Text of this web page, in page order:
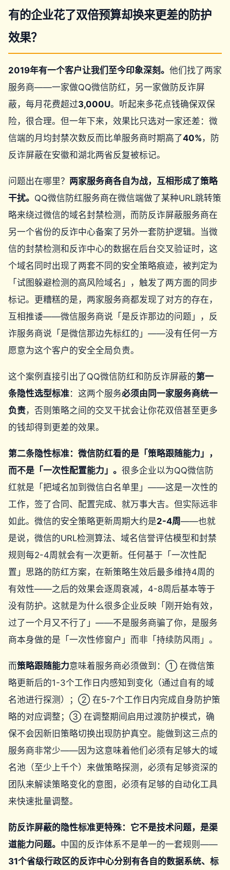
有的企业花了双倍预算却换来更差的防护
效果？
2019年有一个客户让我们至今印象深刻。 他们找了两家
服务商——一家做QQ微信防红，另一家做防反诈屏
蔽，每月花费超过3,000U。听起来多花点钱确保双保
险，很合理。但一年下来，效果比只选对一家还差：微
信端的月均封禁次数反而比单服务商时期高了40% ，防
反诈屏蔽在安徽和湖北两省反复被标记。
问题出在哪里？ 两家服务商各自为战，互相形成了策略
干扰。 QQ微信防红服务商在微信端做了某种URL跳转策
略来绕过微信的域名封禁检测，而防反诈屏蔽服务商在
另一个省份的反诈中心备案了另外一套防护逻辑。当微
信的封禁检测和反诈中心的数据在后台交叉验证时，这
个域名同时出现了两套不同的安全策略痕迹，被判定为
「试图躲避检测的高风险域名」，触发了两方面的同步
标记。更糟糕的是，两家服务商都发现了对方的存在，
互相推诿——微信服务商说「是反诈那边的问题」，反
诈服务商说「是微信那边先标红的」——没有任何一方
愿意为这个客户的安全全局负责。
这个案例直接引出了QQ微信防红和防反诈屏蔽的第一
条隐性选型标准：这两个服务必须由同一家服务商统一
负责，否则策略之间的交叉干扰会让你花双倍甚至更多
的钱却得到更差的效果。
第二条隐性标准：微信防红看的是「策略跟随能力」，
而不是「一次性配置能力」。 很多企业以为QQ微信防
红就是「把域名加到微信白名单里」——这是一次性的
工作，签了合同、配置完成、就万事大吉。但实际远非
如此。微信的安全策略更新周期大约是2-4周——也就
是说，微信的URL检测算法、域名信誉评估模型和封禁
规则每2-4周就会有一次更新。任何基于「一次性配
置」思路的防红方案，在新策略生效后最多维持4周的
有效性——之后的效果会逐周衰减，4-8周后基本等于
没有防护。这就是为什么很多企业反映「刚开始有效，
过了一个月又不行了」——不是服务商骗了你，是服务
商本身做的是「一次性修窗户」而非「持续防风雨」。
而策略跟随能力意味着服务商必须做到：① 在微信策
略更新后的1-3个工作日内感知到变化（通过自有的域
名池进行探测）；② 在5-7个工作日内完成自身防护策
略的对应调整；③ 在调整期间启用过渡防护模式，确
保不会因新旧策略切换出现防护真空。能做到这三点的
服务商非常少——因为这意味着他们必须有足够大的域
名池（至少上千个）来做策略探测，必须有足够资深的
团队来解读策略变化的意图，必须有足够的自动化工具
来快速批量调整。
防反诈屏蔽的隐性标准更特殊：它不是技术问题，是渠
道能力问题。 中国的反诈体系不是单一的一套规则——
31个省级行政区的反诈中心分别有各自的数据系统、标